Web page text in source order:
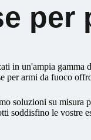
per
in un'ampia
per armi da fuoco
soluzioni su
soddisfino le vostre